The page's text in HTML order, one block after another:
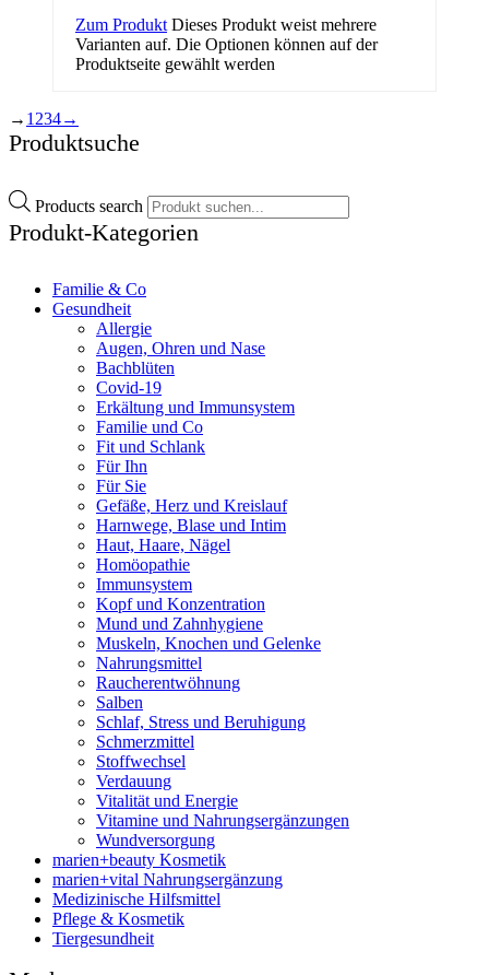
Zum Produkt Dieses Produkt weist mehrere
Varianten auf. Die Optionen können auf der
Produktseite gewählt werden
→ 1 234→
Produktsuche
Products search
Produkt-Kategorien
Familie & Co
Gesundheit
Allergie
Augen, Ohren und Nase
Bachblüten
Covid-19
Erkältung und Immunsystem
Familie und Co
Fit und Schlank
Für Ihn
Für Sie
Gefäße, Herz und Kreislauf
Harnwege, Blase und Intim
Haut, Haare, Nägel
Homöopathie
Immunsystem
Kopf und Konzentration
Mund und Zahnhygiene
Muskeln, Knochen und Gelenke
Nahrungsmittel
Raucherentwöhnung
Salben
Schlaf, Stress und Beruhigung
Schmerzmittel
Stoffwechsel
Verdauung
Vitalität und Energie
Vitamine und Nahrungsergänzungen
Wundversorgung
marien+beauty Kosmetik
marien+vital Nahrungsergänzung
Medizinische Hilfsmittel
Pflege & Kosmetik
Tiergesundheit